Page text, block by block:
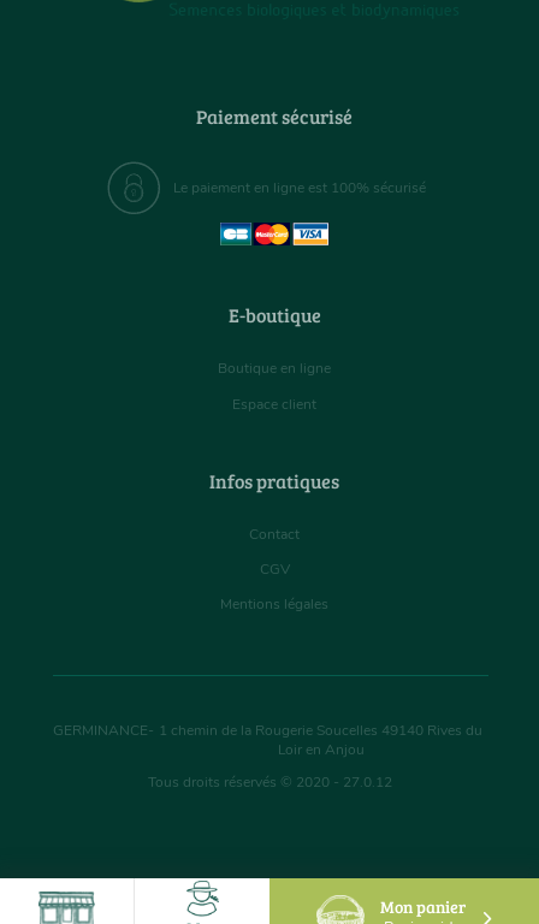
Mon panier
Paiement sécurisé
Le paiement en ligne est 100% sécurisé
E-boutique
Boutique en ligne
Espace client
Infos pratiques
Contact
CGV
Mentions légales
GERMINANCE- 1 chemin de la Rougerie Soucelles 49140 Rives du
Loir en Anjou
Tous droits réservés © 2020 - 27.0.12